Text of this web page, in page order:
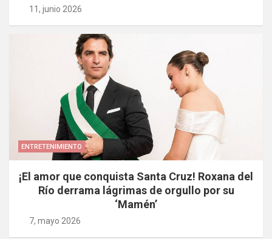
11, junio 2026
ENTRETENIMIENTO
¡El amor que conquista Santa Cruz! Roxana del
Río derrama lágrimas de orgullo por su
‘Mamén’
7, mayo 2026